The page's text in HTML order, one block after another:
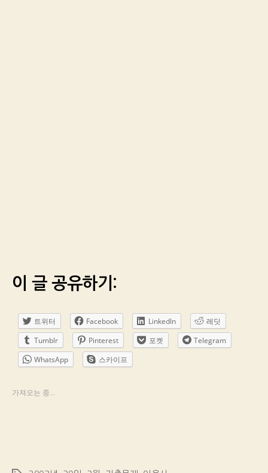
이 글 공유하기:
트위터 Facebook LinkedIn
레딧
Tumblr
Pinterest 포켓
Telegram
WhatsApp
스카이프
가져오는 중...